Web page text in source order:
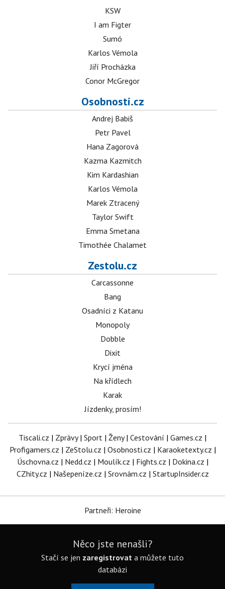
KSW
I am Figter
Sumó
Karlos Vémola
Jiří Procházka
Conor McGregor
Osobnosti.cz
Andrej Babiš
Petr Pavel
Hana Zagorová
Kazma Kazmitch
Kim Kardashian
Karlos Vémola
Marek Ztracený
Taylor Swift
Emma Smetana
Timothée Chalamet
Zestolu.cz
Carcassonne
Bang
Osadníci z Katanu
Monopoly
Dobble
Dixit
Krycí jména
Na křídlech
Karak
Jízdenky, prosím!
Tiscali.cz | Zprávy| Sport | Ženy| Cestování | Games.cz |
Profigamers.cz | ZeStolu.cz | Osobnosti.cz | Karaoketexty.cz |
Úschovna.cz | Nedd.cz | Moulík.cz | Fights.cz | Dokina.cz |
CZhity.cz | Našepeníze.cz | Srovnám.cz | StartupInsider.cz
Partneři: Heroine
Něco jste nenašli?
Stačí se jen zaregistrovat a můžete tuto
databázi